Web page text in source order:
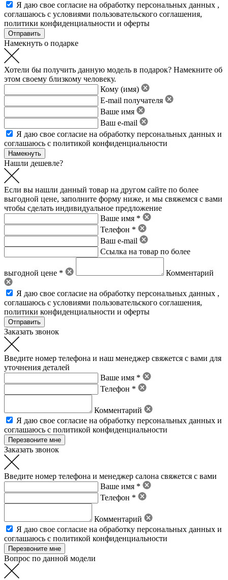
Я даю свое согласие на обработку персональных данных ,
соглашаюсь с условиями пользовательского соглашения,
политики конфиденциальности и оферты
Намекнуть о подарке
Хотели бы получить данную модель в подарок? Намекните об
этом своему близкому человеку.
Кому (имя)
E-mail получателя
Ваше имя
Ваш e-mail
Я даю свое согласие на обработку персональных данных и
соглашаюсь с политикой конфиденциальности
Нашли дешевле?
Если вы нашли данный товар на другом сайте по более
выгодной цене, заполните форму ниже, и мы свяжемся с вами
чтобы сделать индивидуальное предложение
Ваше имя *
Телефон *
Ваш e-mail
Ссылка на товар по более
выгодной цене * Комментарий
Я даю свое согласие на обработку персональных данных ,
соглашаюсь с условиями пользовательского соглашения,
политики конфиденциальности и оферты
Заказать звонок
Введите номер телефона и наш менеджер свяжется с вами для
уточнения деталей
Ваше имя *
Телефон *
Комментарий
Я даю свое согласие на обработку персональных данных и
соглашаюсь с политикой конфиденциальности
Заказать звонок
Введите номер телефона и менеджер салона свяжется с вами
Ваше имя *
Телефон *
Комментарий
Я даю свое согласие на обработку персональных данных и
соглашаюсь с политикой конфиденциальности
Вопрос по данной модели